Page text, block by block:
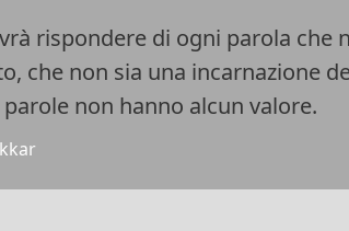
rispondere di ogni parola che
che non sia una incarnazione
non hanno alcun valore.